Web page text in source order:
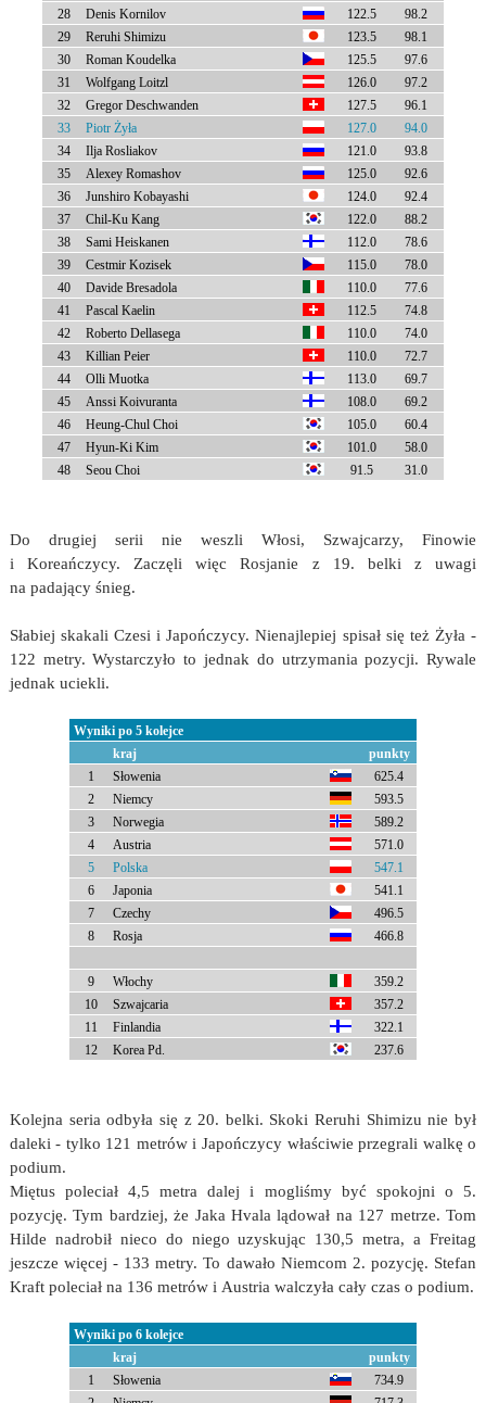
28
Denis Kornilov 122.5
98.2
29
Reruhi Shimizu 123.5
98.1
30
Roman Koudelka 125.5
97.6
31
Wolfgang Loitzl 126.0
97.2
32
Gregor Deschwanden 127.5
96.1
33
Piotr Żyła 127.0
94.0
34
Ilja Rosliakov 121.0
93.8
35
Alexey Romashov 125.0
92.6
36
Junshiro Kobayashi 124.0
92.4
37
Chil-Ku Kang 122.0
88.2
38
Sami Heiskanen 112.0
78.6
39
Cestmir Kozisek 115.0
78.0
40
Davide Bresadola 110.0
77.6
41
Pascal Kaelin 112.5
74.8
42
Roberto Dellasega 110.0
74.0
43
Killian Peier 110.0
72.7
44
Olli Muotka 113.0
69.7
45
Anssi Koivuranta 108.0
69.2
46
Heung-Chul Choi 105.0
60.4
47
Hyun-Ki Kim 101.0
58.0
48
Seou Choi 91.5 31.0
Do drugiej serii nie weszli Włosi, Szwajcarzy, Finowie
i Koreańczycy. Zaczęli więc Rosjanie z 19. belki z uwagi
na padający śnieg.
Słabiej skakali Czesi i Japończycy. Nienajlepiej spisał się też Żyła -
122 metry. Wystarczyło to jednak do utrzymania pozycji. Rywale
jednak uciekli.
Wyniki po 5 kolejce
kraj
punkty
1
Słowenia
625.4
2
Niemcy
593.5
3
Norwegia
589.2
4
Austria
571.0
5
Polska
547.1
6
Japonia
541.1
7
Czechy
496.5
8
Rosja 466.8
9 Włochy
359.2
10
Szwajcaria
357.2
11
Finlandia
322.1
12
Korea Pd. 237.6
Kolejna seria odbyła się z 20. belki. Skoki Reruhi Shimizu nie był
daleki - tylko 121 metrów i Japończycy właściwie przegrali walkę o
podium.
Miętus poleciał 4,5 metra dalej i mogliśmy być spokojni o 5.
pozycję. Tym bardziej, że Jaka Hvala lądował na 127 metrze. Tom
Hilde nadrobił nieco do niego uzyskując 130,5 metra, a Freitag
jeszcze więcej - 133 metry. To dawało Niemcom 2. pozycję. Stefan
Kraft poleciał na 136 metrów i Austria walczyła cały czas o podium.
Wyniki po 6 kolejce
kraj
punkty
1
Słowenia
734.9